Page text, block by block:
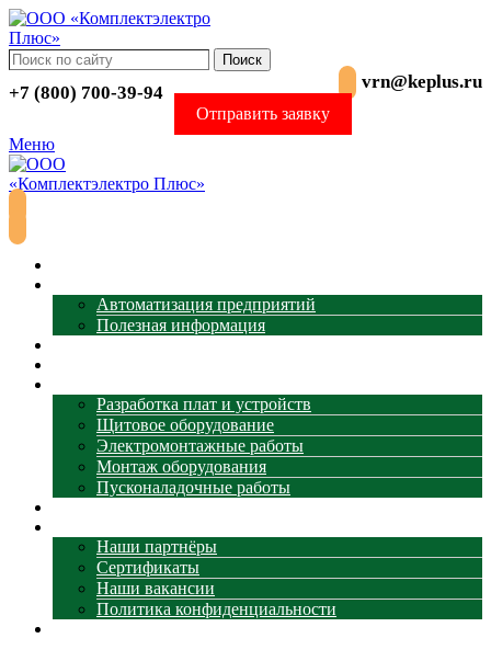
Поиск
vrn@keplus.ru
+7 (800) 700-39-94
Отправить заявку
Меню
Автоматизация предприятий
Полезная информация
Разработка плат и устройств
Щитовое оборудование
Электромонтажные работы
Монтаж оборудования
Пусконаладочные работы
Наши партнёры
Сертификаты
Наши вакансии
Политика конфиденциальности